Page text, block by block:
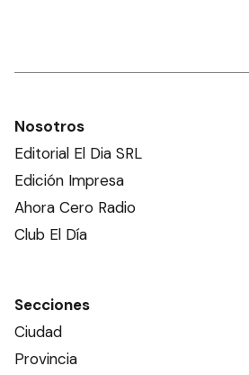
Nosotros
Editorial El Dia SRL
Edición Impresa
Ahora Cero Radio
Club El Día
Secciones
Ciudad
Provincia